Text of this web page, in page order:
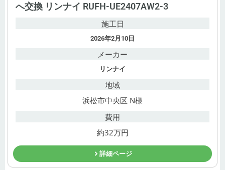
へ交換 リンナイ RUFH-UE2407AW2-3
施工日
2026年2月10日
メーカー
リンナイ
地域
浜松市中央区 N様
費用
約32万円
詳細ページ